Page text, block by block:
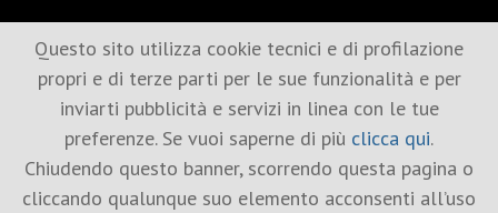
Questo sito utilizza cookie tecnici e di profilazione
propri e di terze parti per le sue funzionalità e per
inviarti pubblicità e servizi in linea con le tue
preferenze. Se vuoi saperne di più clicca qui.
Chiudendo questo banner, scorrendo questa pagina o
cliccando qualunque suo elemento acconsenti all’uso